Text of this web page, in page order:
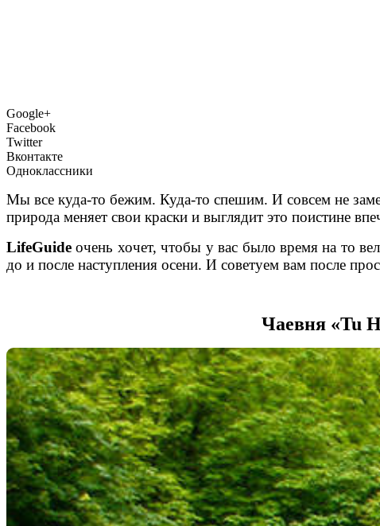
Google+
Facebook
Twitter
Вконтакте
Одноклассники
Мы все куда-то бежим. Куда-то спешим. И совсем не
природа меняет свои краски и выглядит это поистине
LifeGuide очень хочет, чтобы у вас было время на то
до и после наступления осени. И советуем вам после
Чаевня «Tu